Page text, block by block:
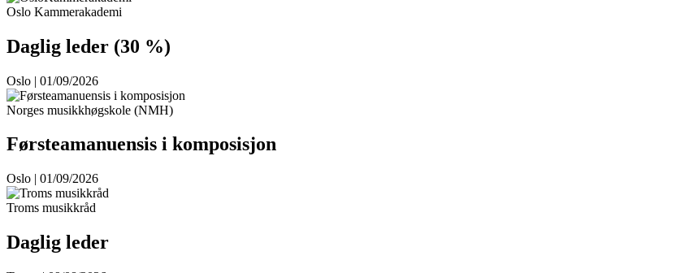
Oslo Kammerakademi
Daglig leder (30 %)
Oslo | 01/09/2026
Norges musikkhøgskole (NMH)
Førsteamanuensis i komposisjon
Oslo | 01/09/2026
Troms musikkråd
Daglig leder